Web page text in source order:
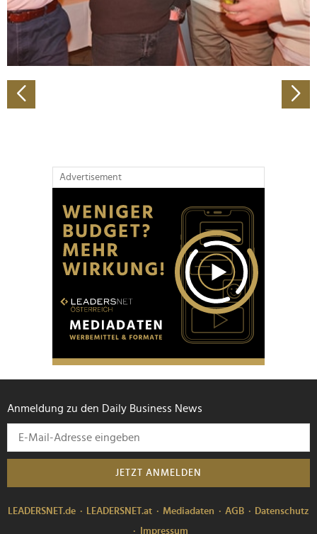
Verwendung unserer Website an unsere Partner für
soziale Medien, Werbung und Analysen weiter. Unsere
Partner führen diese Informationen möglicherweise mit
weiteren Daten zusammen, die Sie ihnen bereitgestellt
gesammelt haben.
Advertisement
Anmeldung zu den Daily Business News
JETZT ANMELDEN
LEADERSNET.de LEADERSNET.at Mediadaten AGB
Datenschutz
Impressum